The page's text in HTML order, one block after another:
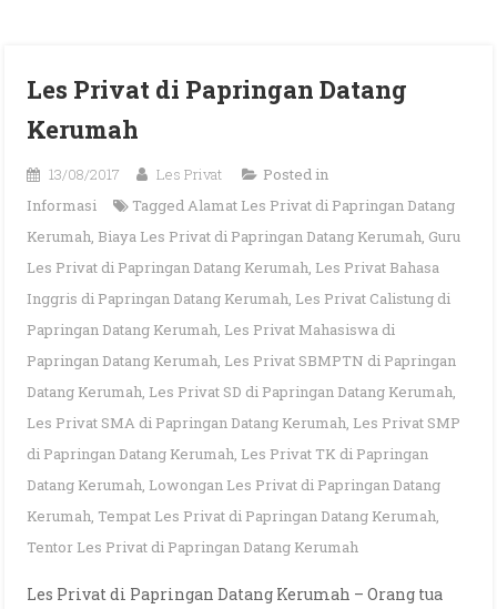
Les Privat di Papringan Datang
Kerumah
13/08/2017 Les Privat
Posted in
Informasi
TaggedAlamat Les Privat di Papringan Datang
Kerumah, Biaya Les Privat di Papringan Datang Kerumah, Guru
Les Privat di Papringan Datang Kerumah, Les Privat Bahasa
Inggris di Papringan Datang Kerumah, Les Privat Calistung di
Papringan Datang Kerumah, Les Privat Mahasiswa di
Papringan Datang Kerumah, Les Privat SBMPTN di Papringan
Datang Kerumah, Les Privat SD di Papringan Datang Kerumah,
Les Privat SMA di Papringan Datang Kerumah, Les Privat SMP
di Papringan Datang Kerumah, Les Privat TK di Papringan
Datang Kerumah, Lowongan Les Privat di Papringan Datang
Kerumah, Tempat Les Privat di Papringan Datang Kerumah,
Tentor Les Privat di Papringan Datang Kerumah
Les Privat di Papringan Datang Kerumah – Orang tua